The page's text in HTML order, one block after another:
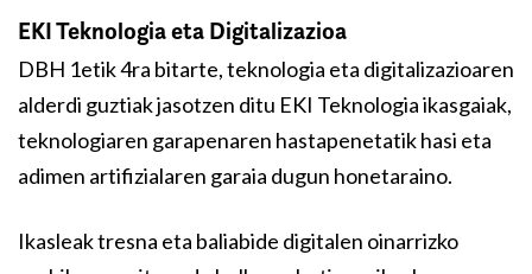
EKI Teknologia eta Digitalizazioa
DBH 1etik 4ra bitarte, teknologia eta digitalizazioaren
alderdi guztiak jasotzen ditu EKI Teknologia ikasgaiak,
teknologiaren garapenaren hastapenetatik hasi eta
adimen artifizialaren garaia dugun honetaraino.
Ikasleak tresna eta baliabide digitalen oinarrizko